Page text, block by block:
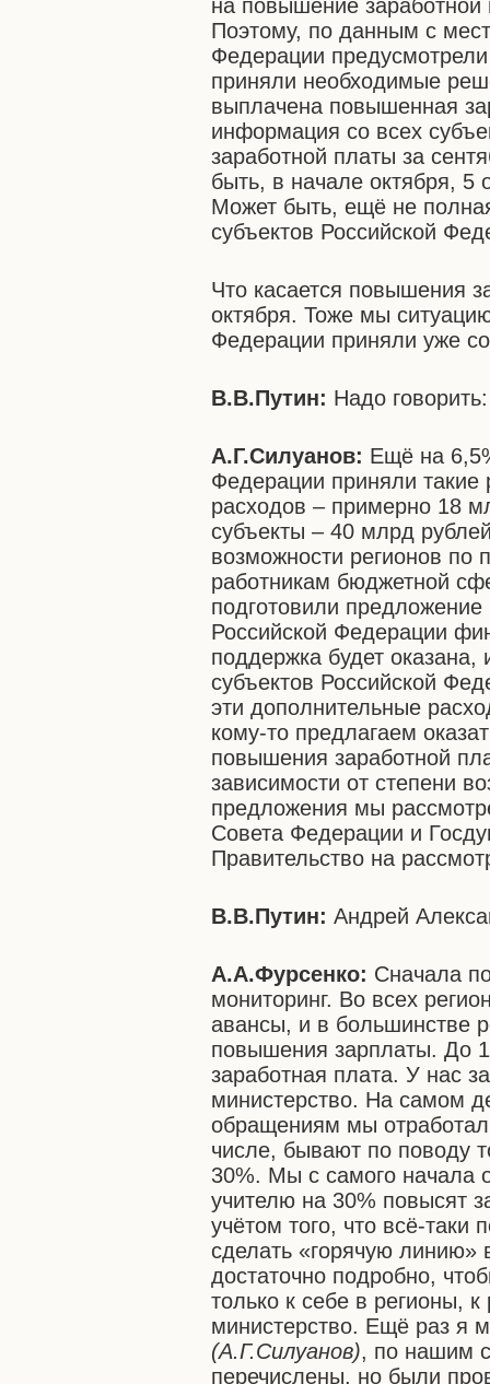
на повышение
Поэтому, по данным с
Федерации
приняли необходимые
выплачена повышенная
информация со всех
заработной платы за
быть, в начале октября, 5
Может быть, ещё не
субъектов Российской
Что касается повышения
октября. Тоже мы
Федерации приняли уже
В.В.Путин: Надо
А.Г.Силуанов: Ещё на
Федерации приняли
расходов – примерно 18
субъекты – 40 млрд
возможности регионов
работникам бюджетной
подготовили
Российской Федерации
поддержка будет
субъектов Российской
эти дополнительные
кому-то предлагаем
повышения заработной
зависимости от степени
предложения мы
Совета Федерации и
Правительство на
В.В.Путин: Андрей
А.А.Фурсенко: Сначала
мониторинг. Во всех
авансы, и в большинстве
повышения зарплаты. До
заработная плата. У нас
министерство. На самом
обращениям мы
числе, бывают по поводу
30%. Мы с самого начала
учителю на 30% повысят
учётом того, что всё-
сделать «горячую линию»
достаточно подробно,
только к себе в регионы,
министерство. Ещё раз я
(А.Г.Силуанов), по нашим
перечислены, но были